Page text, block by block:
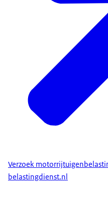
Verzoek
belastingdienst.nl